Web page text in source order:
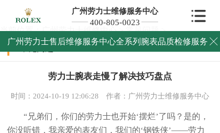
广州劳力士维修服务中心
400-805-0023
广州劳力士售后维修服务中心全系列腕表品质检修服务 
当前位置：广州劳力士维修中心>常见问题>
常见问题
劳力士腕表走慢了解决技巧盘点
时间：2024-10-19 12:06:28 作者：广州劳力士维修服务中心
“兄弟们，你们的劳力士也开始‘摆烂’了吗？是的，
你没听错，我亲爱的表友们，我们的‘钢铁侠’——劳力